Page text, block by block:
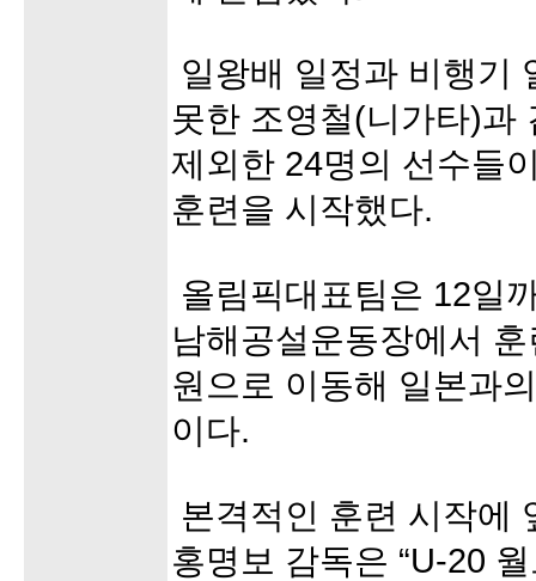
일왕배 일정과 비행기
못한 조영철(니가타)과
제외한 24명의 선수들
훈련을 시작했다.
올림픽대표팀은 12일
남해공설운동장에서
원으로 이동해 일본과
이다.
본격적인 훈련 시작에
홍명보 감독은 “U-20